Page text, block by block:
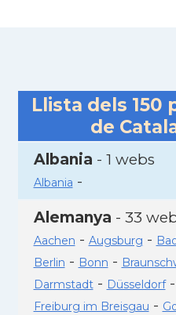
Llista dels 150
de
Albania - 1 webs
Albania -
Alemanya - 33
Aachen - Augsburg -
Berlin - Bonn -
Darmstadt- Düsseldorf-
Freiburg im Breisgau -